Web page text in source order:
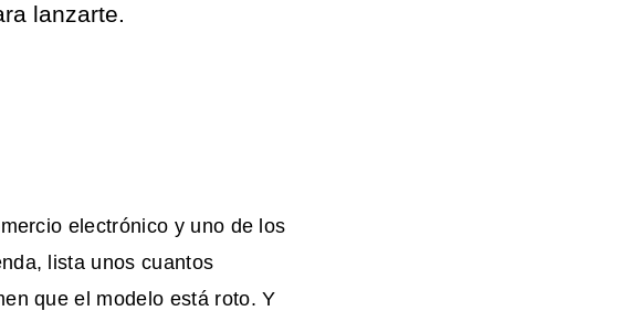
lanzarte.
electrónico y uno de los
lista unos cuantos
que el modelo está roto. Y